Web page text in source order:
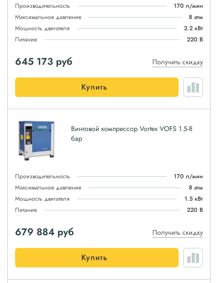
Производительность
170 л/мин
Максимальное давление
8 атм
Мощность двигателя
2.2 кВт
Питание
220 В
645 173 руб Получить скидку
Купить
Винтовой компрессор Vortex VOFS 1.5-8
бар
Производительность
170 л/мин
Максимальное давление
8 атм
Мощность двигателя
1.5 кВт
Питание
220 В
679 884 руб Получить скидку
Купить